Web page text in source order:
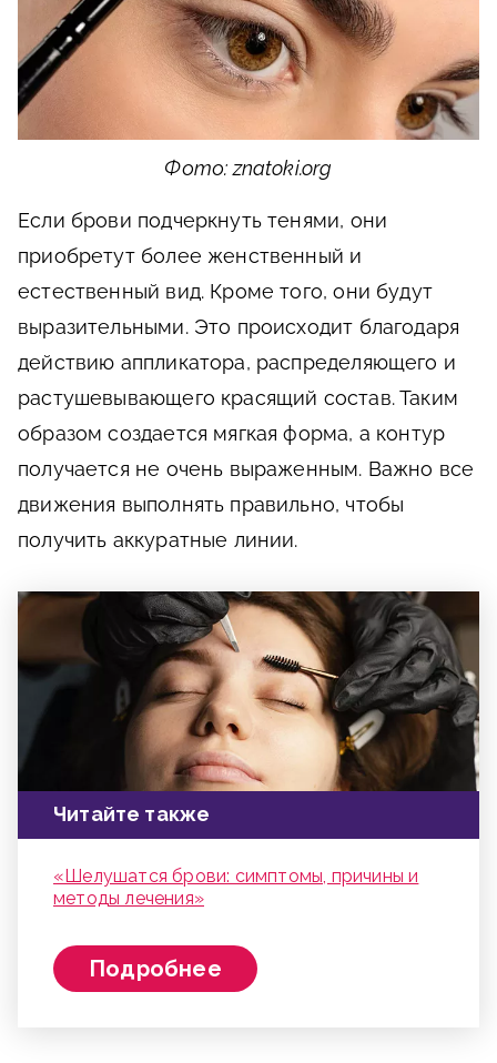
Фото: znatoki.org
Если брови подчеркнуть тенями, они
приобретут более женственный и
естественный вид. Кроме того, они будут
выразительными. Это происходит благодаря
действию аппликатора, распределяющего и
растушевывающего красящий состав. Таким
образом создается мягкая форма, а контур
получается не очень выраженным. Важно все
движения выполнять правильно, чтобы
получить аккуратные линии.
Читайте также
«Шелушатся брови: симптомы, причины и
методы лечения»
Подробнее